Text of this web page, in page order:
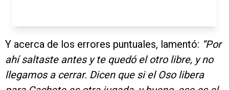
Y acerca de los errores puntuales, lamentó: “Por
ahí saltaste antes y te quedó el otro libre, y no
llegamos a cerrar. Dicen que si el Oso libera